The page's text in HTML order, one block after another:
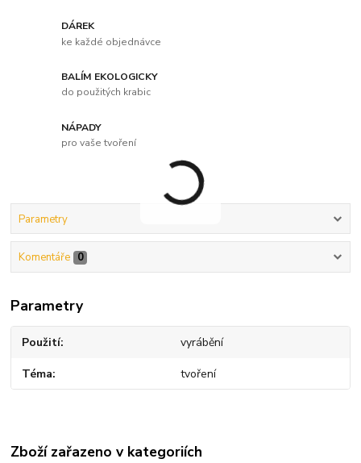
DÁREK
ke každé objednávce
BALÍM EKOLOGICKY
do použitých krabic
NÁPADY
pro vaše tvoření
Parametry
Komentáře 0
Parametry
Použití vyrábění
Téma tvoření
Zboží zařazeno v kategoriích